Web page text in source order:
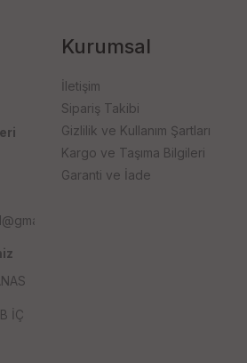
İÇ
Kurumsal
İletişim
Sipariş Takibi
Gizlilik ve Kullanım Şartları
Kargo ve Taşıma Bilgileri
Garanti ve İade